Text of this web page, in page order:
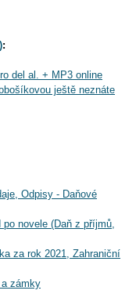
:
del al. + MP3 online
ještě neznáte
Odpisy - Daňové
novele (Daň z příjmů,
za rok 2021, Zahraniční
a zámky